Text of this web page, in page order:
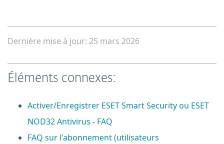
Dernière mise à jour: 25 mars 2026
Éléments connexes:
Activer/Enregistrer ESET Smart Security ou ESET
NOD32 Antivirus - FAQ
FAQ sur l'abonnement (utilisateurs